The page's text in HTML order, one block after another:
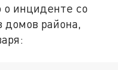
инциденте со
домов района,